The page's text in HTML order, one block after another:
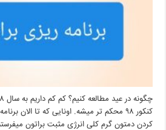
کنکور ۹۸ محکم تر میشه. اونایی که تا